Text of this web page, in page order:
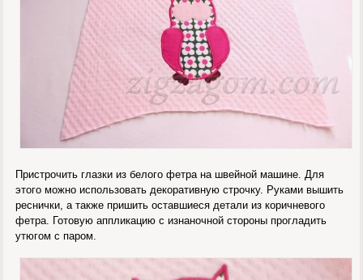
Пристрочить глазки из белого фетра на швейной машине. Для
этого можно использовать декоративную строчку. Руками вышить
реснички, а также пришить оставшиеся детали из коричневого
фетра. Готовую аппликацию с изнаночной стороны прогладить
утюгом с паром.